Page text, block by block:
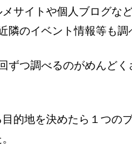
サイトや個人ブログな
のイベント情報等も調
ずつ調べるのがめんど
的地を決めたら１つの